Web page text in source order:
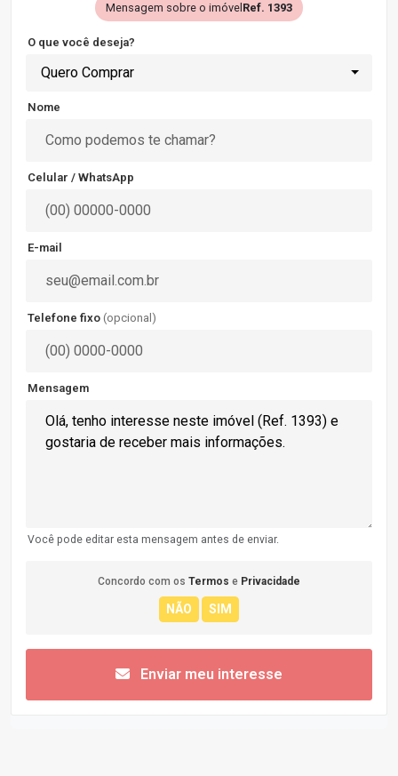
Mensagem sobre o imóvel Ref. 1393
O que você deseja?
Quero Comprar
Nome
Celular / WhatsApp
E-mail
Telefone fixo (opcional)
Mensagem
Você pode editar esta mensagem antes de enviar.
Concordo com os Termos e Privacidade
Enviar meu interesse